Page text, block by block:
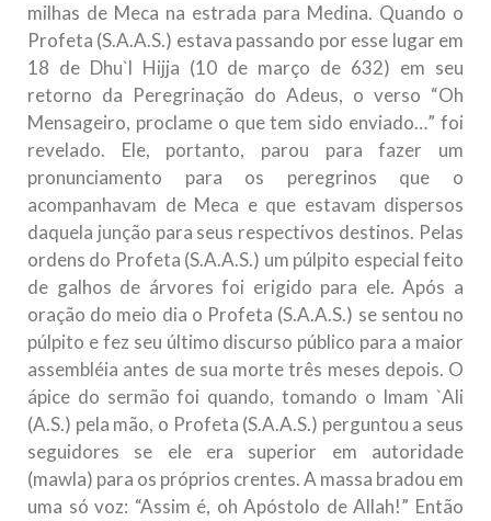
ministro das Relações Exteriores da
República Islâmica do Irã
Na noite da quinta-feira, 03 de Abril, o Centro Islâmico no
Brasil recebeu em sua sede, em São Paulo, o ex-ministro das
Relações Exteriores da República Islâmica do Irã, Sr. Kamal
Kharrazi, que encontra-se visitando
milhas de Meca na estrada para Medina. Quando o
Profeta (S.A.A.S.) estava passando por esse lugar em
18 de Dhu`l Hijja (10 de março de 632) em seu
retorno da Peregrinação do Adeus, o verso “Oh
Mensageiro, proclame o que tem sido enviado…” foi
revelado. Ele, portanto, parou para fazer um
pronunciamento para os peregrinos que o
acompanhavam de Meca e que estavam dispersos
daquela junção para seus respectivos destinos. Pelas
ordens do Profeta (S.A.A.S.) um púlpito especial feito
de galhos de árvores foi erigido para ele. Após a
oração do meio dia o Profeta (S.A.A.S.) se sentou no
púlpito e fez seu último discurso público para a maior
assembléia antes de sua morte três meses depois. O
ápice do sermão foi quando, tomando o Imam `Ali
(A.S.) pela mão, o Profeta (S.A.A.S.) perguntou a seus
seguidores se ele era superior em autoridade
(mawla) para os próprios crentes. A massa bradou em
uma só voz: “Assim é, oh Apóstolo de Allah!” Então